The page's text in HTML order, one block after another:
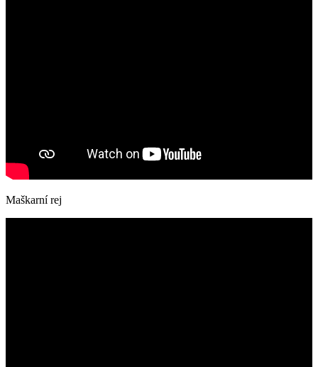
Maškarní rej